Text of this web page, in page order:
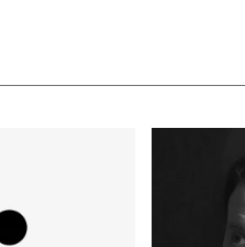
είναι «το πρόβλημα»
Τι είναι η
Δανάη Δεληγεώργη
Συγχαρητήρια, Πέθανες!